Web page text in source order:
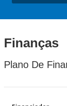
Finanças
Plano De